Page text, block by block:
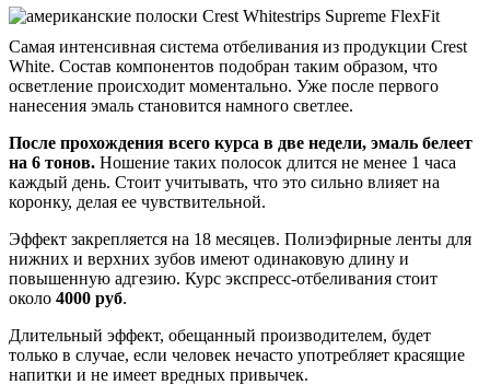
Самая интенсивная система отбеливания из продукции Crest
White. Состав компонентов подобран таким образом, что
осветление происходит моментально. Уже после первого
нанесения эмаль становится намного светлее.
После прохождения всего курса в две недели, эмаль белеет
на 6 тонов. Ношение таких полосок длится не менее 1 часа
каждый день. Стоит учитывать, что это сильно влияет на
коронку, делая ее чувствительной.
Эффект закрепляется на 18 месяцев. Полиэфирные ленты для
нижних и верхних зубов имеют одинаковую длину и
повышенную адгезию. Курс экспресс-отбеливания стоит
около 4000 руб.
Длительный эффект, обещанный производителем, будет
только в случае, если человек нечасто употребляет красящие
напитки и не имеет вредных привычек.